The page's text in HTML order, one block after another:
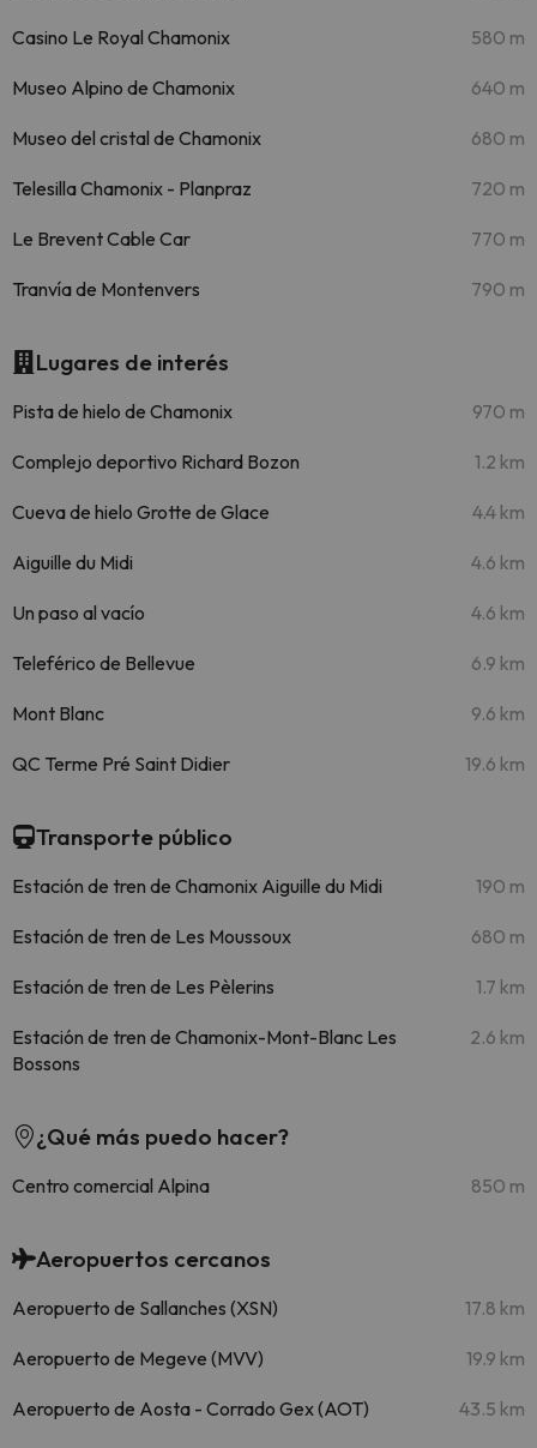
Casino Le Royal Chamonix 580 m
Museo Alpino de Chamonix 640 m
Museo del cristal de Chamonix 680 m
Telesilla Chamonix - Planpraz 720 m
Le Brevent Cable Car 770 m
Tranvía de Montenvers 790 m
Lugares de interés
Pista de hielo de Chamonix 970 m
Complejo deportivo Richard Bozon 1.2 km
Cueva de hielo Grotte de Glace 4.4 km
Aiguille du Midi 4.6 km
Un paso al vacío 4.6 km
Teleférico de Bellevue 6.9 km
Mont Blanc 9.6 km
QC Terme Pré Saint Didier 19.6 km
Transporte público
Estación de tren de Chamonix Aiguille du Midi 190 m
Estación de tren de Les Moussoux 680 m
Estación de tren de Les Pèlerins 1.7 km
Estación de tren de Chamonix-Mont-Blanc Les
Bossons
2.6 km
¿Qué más puedo hacer?
Centro comercial Alpina 850 m
Aeropuertos cercanos
Aeropuerto de Sallanches (XSN) 17.8 km
Aeropuerto de Megeve (MVV) 19.9 km
Aeropuerto de Aosta - Corrado Gex (AOT) 43.5 km